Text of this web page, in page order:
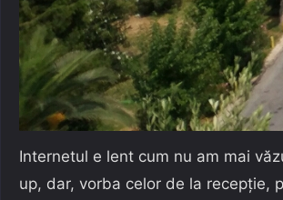
Internetul e lent cum nu am mai
up, dar, vorba celor de la recepție,